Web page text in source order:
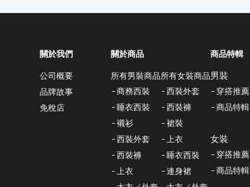
關於我們
公司概要
品牌故事
免稅店
關於商品
所有男裝商品
商務西裝
睡衣西裝
襯衫
西裝外套
西裝褲
上衣
所有女裝商品
西裝外套
西裝褲
裙裝
上衣
睡衣西裝
連身裙
商品特輯
男裝
穿搭推薦
商品特輯
女裝
穿搭推薦
商品特輯